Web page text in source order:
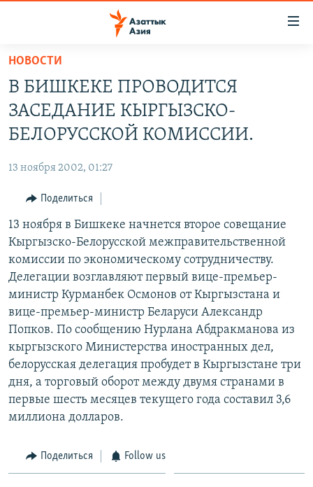
Вернуться
основному
содержанию
Вернутся
главной
навигации
Вернутся
поиску
КЫРГЫЗСТАН
ТАДЖИКИСТАН
ВОЙНА В УКРАИНЕ
ҚАЗАҚША
КЫРГЫЗЧА
ЎЗБЕКЧА
ТОҶИКӢ
TÜRKMENÇE
Все сайты РСЕ/РС
НОВОСТИ
В БИШКЕКЕ ПРОВОДИТСЯ
ЗАСЕДАНИЕ КЫРГЫЗСКО-
БЕЛОРУССКОЙ КОМИССИИ.
13 ноября 2002, 01:27
Поделиться
13 ноября в Бишкеке начнется второе совещание
Кыргызско-Белорусской межправительственной
комиссии по экономическому сотрудничеству.
Делегации возглавляют первый вице-премьер-
министр Курманбек Осмонов от Кыргызстана и
вице-премьер-министр Беларуси Александр
Попков. По сообщению Нурлана Абдракманова из
кыргызского Министерства иностранных дел,
белорусская делегация пробудет в Кыргызстане три
дня, а торговый оборот между двумя странами в
первые шесть месяцев текущего года составил 3,6
миллиона долларов.
Поделиться Follow us